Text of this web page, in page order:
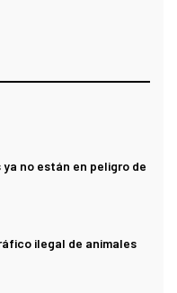
no están en peligro de
ilegal de animales